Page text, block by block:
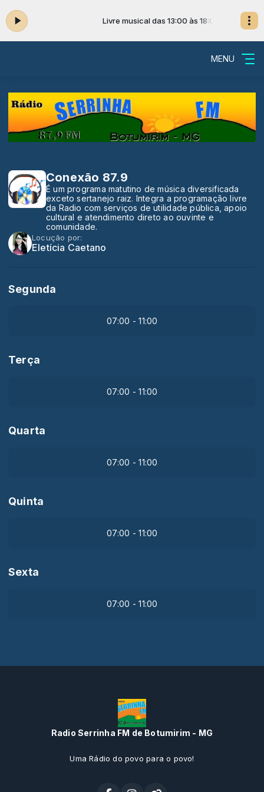
às 18:00 Livre musical das 13:00 às 18:00
MENU
Conexão 87.9
É um programa matutino de música diversificada
exceto sertanejo raiz. Integra a programação livre
da Radio com serviços de utilidade pública, apoio
cultural e atendimento direto ao ouvinte e
comunidade.
Locução por:
Eletícia Caetano
Segunda
07:00 - 11:00
Terça
07:00 - 11:00
Quarta
07:00 - 11:00
Quinta
07:00 - 11:00
Sexta
07:00 - 11:00
Radio Serrinha FM de Botumirim - MG
Uma Rádio do povo para o povo!